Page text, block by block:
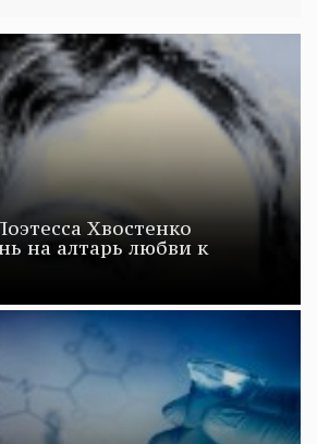
Хвостенко
на алтарь любви к